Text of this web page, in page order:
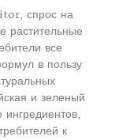
спрос на
растительные
все
в пользу
и зеленый
к